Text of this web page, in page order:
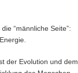
“männliche Seite”:
der Evolution und dem